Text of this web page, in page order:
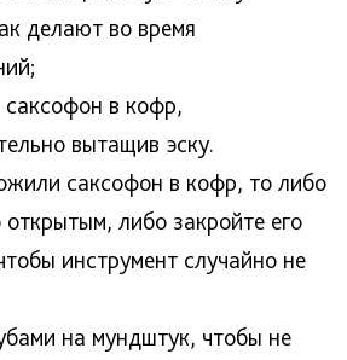
делают во время
в кофр,
вытащив эску.
саксофон в кофр, то либо
открытым, либо закройте его
инструмент случайно не
на мундштук, чтобы не